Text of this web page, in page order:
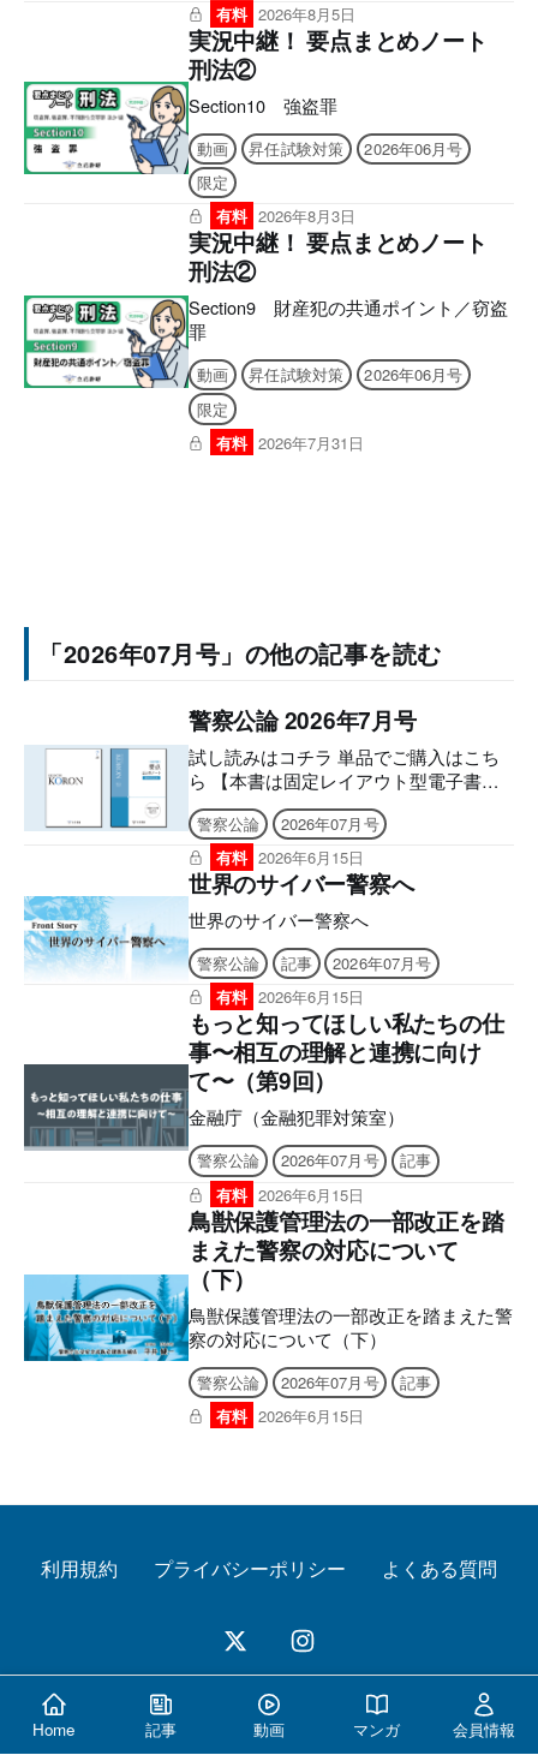
有料 2026年8月5日
実況中継！ 要点まとめノート
刑法②
Section10 強盗罪
動画 昇任試験対策
2026年06月号
限定
有料 2026年8月3日
実況中継！ 要点まとめノート
刑法②
Section9 財産犯の共通ポイント／窃盗
罪
動画 昇任試験対策
2026年06月号
限定
有料 2026年7月31日
「2026年07月号」の他の記事を読む
警察公論 2026年7月号
試し読みはコチラ 単品でご購入はこち
ら 【本書は固定レイアウト型電子書籍
のため、なるべく大きな画面でのご利用
を推奨しております。文字のハイライ
ト・検索・辞書・コピー・引用・音声読
み上げなどの機能はご利用いただけませ
ん。ご購入前に、無料サンプル等をお使
いの端末でご確認のうえ、ご購入くださ
い。】 ■電子版のシリアルナンバーの発
行について アプリへの問題のダウンロ
ードには購読者特典のシリアルナンバー
が必要になります。 ご購入後、誌面に
記載の案内をご確認の上、シリアルナン
バー発行のご申請をお願いいたします。
後日、立花書房よりメールでお送りいた
します。 ［シリアルナンバー有効期
限］ アプリ「KEISATSU KORON
PASSPORT」2027年6月9日 まで Webメ
ディア「警察公論オンライン」2026年8
月9日 まで ■2026年7月号電子版の付録
について 電子版後半に付録の誌面を収
録しており現物は付属いたしませんの
で、あらかじめご了承ください。 【目
次】 WEBメディアとアプリの使い方 世
界のサイバー警察へ もっと知
警察公論
2026年07月号
有料 2026年6月15日
世界のサイバー警察へ
世界のサイバー警察へ
警察公論 記事
2026年07月号
有料 2026年6月15日
もっと知ってほしい私たちの仕
事〜相互の理解と連携に向け
て〜（第9回）
金融庁（金融犯罪対策室）
警察公論 2026年07月号
記事
有料 2026年6月15日
鳥獣保護管理法の一部改正を踏
まえた警察の対応について
（下）
鳥獣保護管理法の一部改正を踏まえた警
察の対応について（下）
警察公論 2026年07月号
記事
有料 2026年6月15日
Home 記事 動画 マンガ 会員情報
利用規約 プライバシーポリシー よくある質問
© 2026 警察公論オンライン All Rights Reserved.